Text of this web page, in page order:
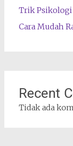
Trik Psikologi
Cara Mudah
Recent
Tidak ada